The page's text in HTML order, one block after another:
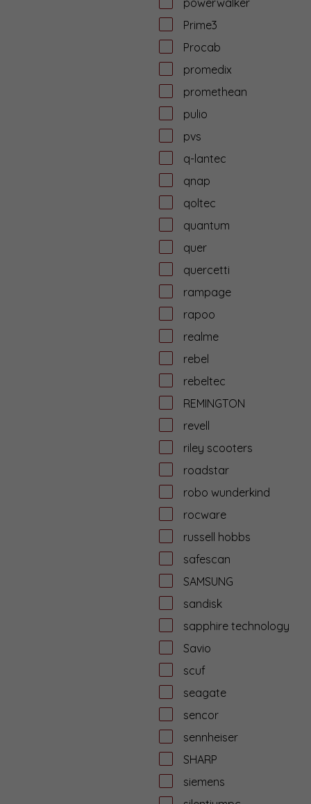
powerwalker
Prime3
Procab
promedix
promethean
pulio
pvs
q-lantec
qnap
qoltec
quantum
quer
quercetti
rampage
rapoo
realme
rebel
rebeltec
REMINGTON
revell
riley scooters
roadstar
robo wunderkind
rocware
russell hobbs
safescan
SAMSUNG
sandisk
sapphire technology
Savio
scuf
seagate
sencor
sennheiser
SHARP
siemens